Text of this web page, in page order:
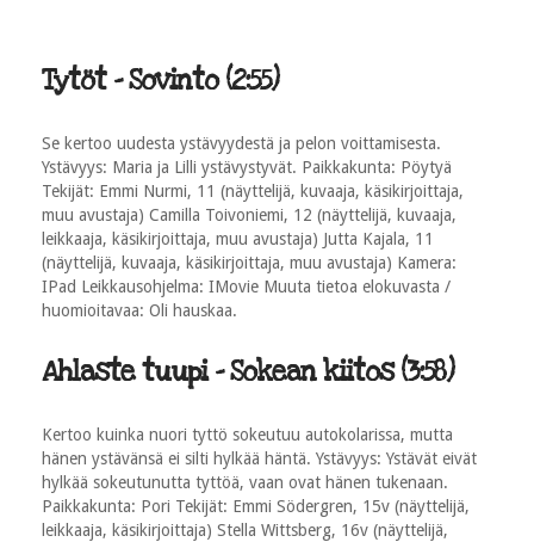
Tytöt - Sovinto (2:55)
Se kertoo uudesta ystävyydestä ja pelon voittamisesta.
Ystävyys: Maria ja Lilli ystävystyvät. Paikkakunta: Pöytyä
Tekijät: Emmi Nurmi, 11 (näyttelijä, kuvaaja, käsikirjoittaja,
muu avustaja) Camilla Toivoniemi, 12 (näyttelijä, kuvaaja,
leikkaaja, käsikirjoittaja, muu avustaja) Jutta Kajala, 11
(näyttelijä, kuvaaja, käsikirjoittaja, muu avustaja) Kamera:
IPad Leikkausohjelma: IMovie Muuta tietoa elokuvasta /
huomioitavaa: Oli hauskaa.
Ahlaste tuupi - Sokean kiitos (3:58)
Kertoo kuinka nuori tyttö sokeutuu autokolarissa, mutta
hänen ystävänsä ei silti hylkää häntä. Ystävyys: Ystävät eivät
hylkää sokeutunutta tyttöä, vaan ovat hänen tukenaan.
Paikkakunta: Pori Tekijät: Emmi Södergren, 15v (näyttelijä,
leikkaaja, käsikirjoittaja) Stella Wittsberg, 16v (näyttelijä,